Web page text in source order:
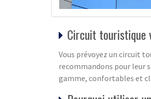
Circuit touristique
Vous prévoyez un circuit
recommandons pour leur
gamme, confortables et